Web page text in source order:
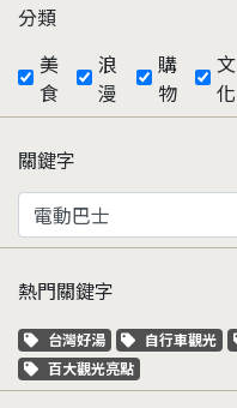
分類
美
食
浪
漫
購
物
文
化
關鍵字
熱門關鍵字
關鍵字標籤
台灣好湯 關鍵字標籤
自行車觀光
關鍵字標籤
百大觀光亮點